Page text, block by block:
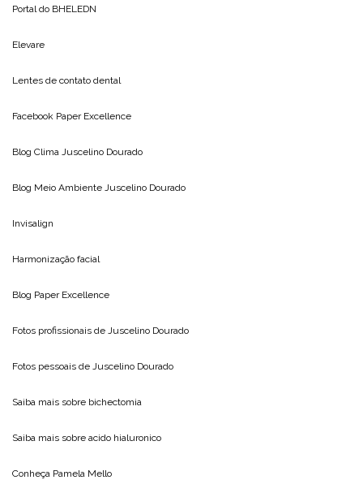
Portal do BHELEDN
Elevare
Lentes de contato dental
Facebook Paper Excellence
Blog Clima Juscelino Dourado
Blog Meio Ambiente Juscelino Dourado
Invisalign
Harmonização facial
Blog Paper Excellence
Fotos profissionais de Juscelino Dourado
Fotos pessoais de Juscelino Dourado
Saiba mais sobre bichectomia
Saiba mais sobre acido hialuronico
Conheça Pamela Mello